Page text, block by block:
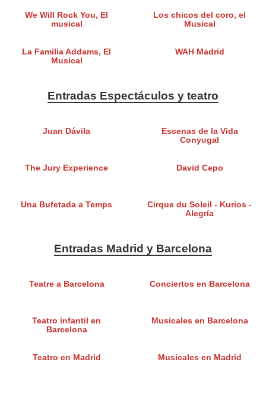
We Will Rock You, El
musical
Los chicos del coro, el
Musical
La Familia Addams, El
Musical
WAH Madrid
Entradas Espectáculos y teatro
Juan Dávila
Escenas de la Vida
Conyugal
The Jury Experience David Cepo
Una Bufetada a Temps
Cirque du Soleil - Kurios -
Alegría
Entradas Madrid y Barcelona
Teatre a Barcelona Conciertos en Barcelona
Teatro infantil en
Barcelona
Musicales en Barcelona
Teatro en Madrid Musicales en Madrid